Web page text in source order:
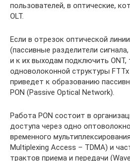
пользователей, в оптические,
OLT.
Если в отрезок оптической
(пассивные разделители
и к их выходам подключить ONT,
одноволоконной структуры
приведет к образованию
PON (Passive Optical Network).
Работа PON состоит в
доступа через одно
временного
Multiplexing Access – TDMA) и
трактов приема и передачи